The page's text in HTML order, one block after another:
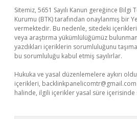
Sitemiz, 5651 Sayılı Kanun gereğince
Kurumu (BTK) tarafından onaylanmış bir
vermektedir. Bu nedenle, sitedeki
veya araştırma yükümlülüğümüz
yazdıkları içeriklerin sorumluluğunu
bu sorumluluğu kabul etmiş sayılırlar.
Hukuka ve yasal düzenlemelere aykırı
içerikleri, backlinkpanelicomtr@gmail.com
halinde, ilgili içerikler yasal süre içerisinde